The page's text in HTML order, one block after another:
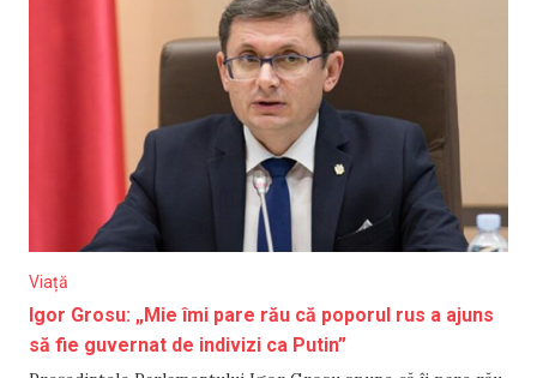
Viață
Igor Grosu: „Mie îmi pare rău că poporul rus a ajuns
să fie guvernat de indivizi ca Putin”